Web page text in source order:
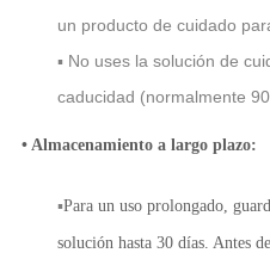
un producto de cuidado
▪ No uses la solución de
caducidad (normalmente
• Almacenamiento a largo plazo:
▪Para un uso prolongado,
solución hasta 30 días. Antes